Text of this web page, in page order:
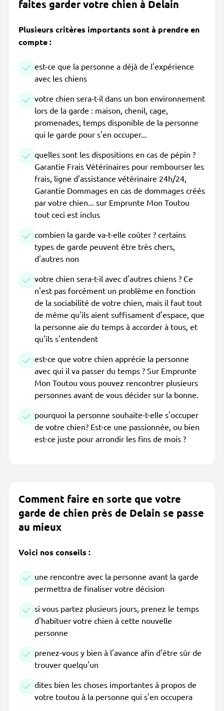
faites garder votre chien à Delain
Plusieurs critères importants sont à prendre en
compte :
est-ce que la personne a déjà de l'expérience
avec les chiens
votre chien sera-t-il dans un bon environnement
lors de la garde : maison, chenil, cage,
promenades, temps disponible de la personne
qui le garde pour s'en occuper...
quelles sont les dispositions en cas de pépin ?
Garantie Frais Vétérinaires pour rembourser les
frais, ligne d'assistance vétérinaire 24h/24,
Garantie Dommages en cas de dommages créés
par votre chien... sur Emprunte Mon Toutou
tout ceci est inclus
combien la garde va-t-elle coûter ? certains
types de garde peuvent être très chers,
d'autres non
votre chien sera-t-il avec d'autres chiens ? Ce
n'est pas forcément un problème en fonction
de la sociabilité de votre chien, mais il faut tout
de même qu'ils aient suffisament d'espace, que
la personne aie du temps à accorder à tous, et
qu'ils s'entendent
est-ce que votre chien apprécie la personne
avec qui il va passer du temps ? Sur Emprunte
Mon Toutou vous pouvez rencontrer plusieurs
personnes avant de vous décider sur la bonne.
pourquoi la personne souhaite-t-elle s'occuper
de votre chien? Est-ce une passionnée, ou bien
est-ce juste pour arrondir les fins de mois ?
Comment faire en sorte que votre
garde de chien près de Delain se passe
au mieux
Voici nos conseils :
une rencontre avec la personne avant la garde
permettra de finaliser votre décision
si vous partez plusieurs jours, prenez le temps
d'habituer votre chien à cette nouvelle
personne
prenez-vous y bien à l'avance afin d'être sûr de
trouver quelqu'un
dites bien les choses importantes à propos de
votre toutou à la personne qui s'en occupera